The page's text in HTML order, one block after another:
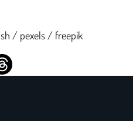
/ pexels / freepik